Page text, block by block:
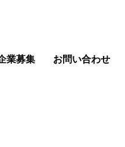
業募集 お問い合わせ